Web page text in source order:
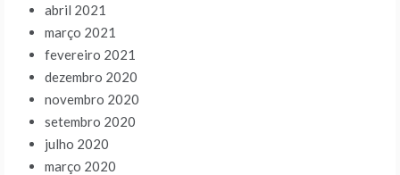
abril 2021
março 2021
fevereiro 2021
dezembro 2020
novembro 2020
setembro 2020
julho 2020
março 2020